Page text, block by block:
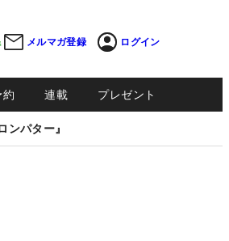
メルマガ登録 ログイン
約 連載 プレゼント
パター』